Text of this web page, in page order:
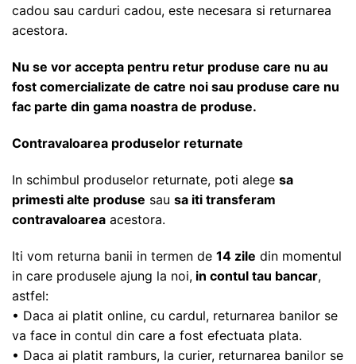
cadou sau carduri cadou, este necesara si returnarea
acestora.
Nu se vor accepta pentru retur produse care nu au
fost comercializate de catre noi sau produse care nu
fac parte din gama noastra de produse.
Contravaloarea produselor returnate
In schimbul produselor returnate, poti alege sa
primesti alte produse sau sa iti transferam
contravaloarea acestora.
Iti vom returna banii in termen de 14 zile din momentul
in care produsele ajung la noi, in contul tau bancar,
astfel:
• Daca ai platit online, cu cardul, returnarea banilor se
va face in contul din care a fost efectuata plata.
• Daca ai platit ramburs, la curier, returnarea banilor se